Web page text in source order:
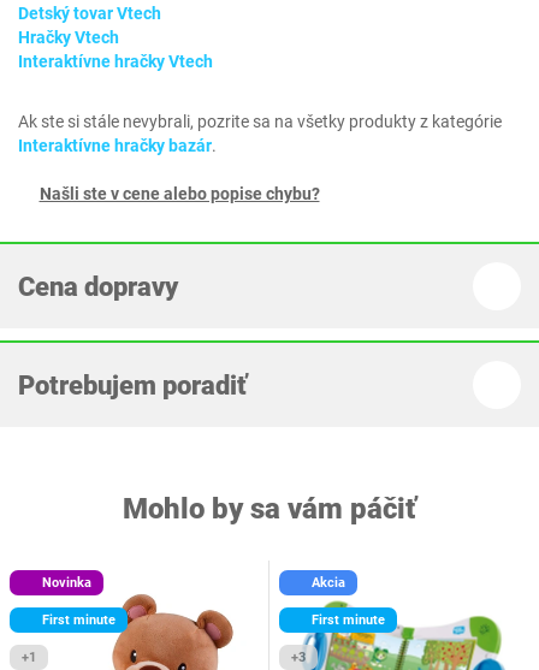
Detský tovar Vtech
Hračky Vtech
Interaktívne hračky Vtech
Ak ste si stále nevybrali, pozrite sa na všetky produkty z kategórie
Interaktívne hračky bazár.
Našli ste v cene alebo popise chybu?
Cena dopravy
Potrebujem poradiť
Mohlo by sa vám páčiť
Novinka
First minute
+1
Akcia
First minute
+3